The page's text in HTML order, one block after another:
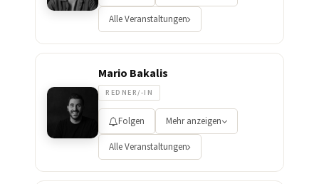
Alle Veranstaltungen
Mario Bakalis
REDNER/-IN
Folgen Mehr anzeigen
Alle Veranstaltungen